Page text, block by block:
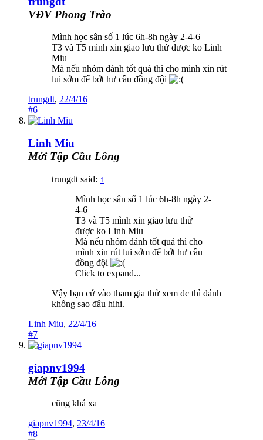
VĐV Phong Trào
Mình học sân số 1 lúc 6h-8h ngày 2-4-6
T3 và T5 mình xin giao lưu thử được ko Linh
Miu
Mà nếu nhóm đánh tốt quá thì cho mình xin rút
lui sớm để bớt hư cầu đồng đội
trungdt, 22/4/16
#6
Linh Miu
Mới Tập Cầu Lông
trungdt said: ↑
Mình học sân số 1 lúc 6h-8h ngày 2-
4-6
T3 và T5 mình xin giao lưu thử
được ko Linh Miu
Mà nếu nhóm đánh tốt quá thì cho
mình xin rút lui sớm để bớt hư cầu
đồng đội
Click to expand...
Vậy bạn cứ vào tham gia thử xem đc thì đánh
không sao đâu hihi.
Linh Miu, 22/4/16
#7
giapnv1994
Mới Tập Cầu Lông
cũng khá xa
giapnv1994, 23/4/16
#8